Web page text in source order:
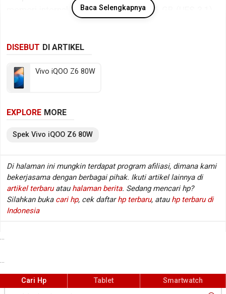
memori internal berkapasitas 128/256 GB (UFS 3.1).
chipset Qualcomm Snapdragon 778G+ 5G SM7325-
(LPDDR5 @ 5550 MHz). Sedangkan pada sektor
fotografi tersedia kamera belakang Triple lens dan
mengusung Li-Polimer berkapasitas 4500 mAh.
Berikut beberapa spesifikasi kunci Vivo iQOO Z6
Spesifikasi Vivo iQOO Z6 80W
Jaringan:GSM / CDMA / HSDPA / LTE / 5G
Kamera belakang:Triple lens
Kamera depan:Single lens
Baca Selengkapnya
DISEBUT DI ARTIKEL
Vivo iQOO Z6 80W
EXPLORE MORE
Spek Vivo iQOO Z6 80W
Di halaman ini mungkin terdapat program afiliasi, dimana kami
bekerjasama dengan berbagai pihak. Ikuti artikel lainnya di
artikel terbaru atau halaman berita. Sedang mencari hp?
Silahkan buka cari hp, cek daftar hp terbaru, atau hp terbaru di
Indonesia
...
...
Cari Hp Tablet Smartwatch